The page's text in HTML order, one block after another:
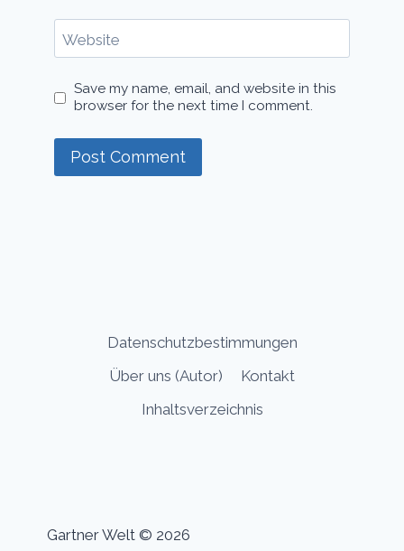
Website
Save my name, email, and website in this
browser for the next time I comment.
Datenschutzbestimmungen
Über uns (Autor)
Kontakt
Inhaltsverzeichnis
Gartner Welt © 2026